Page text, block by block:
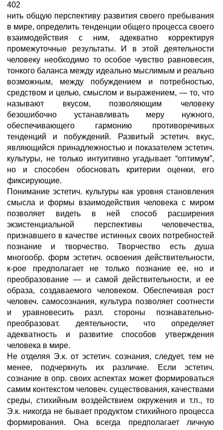
402
нить общую перспективу развития своего пребывания
в мире, определить тенденции общего процесса своего
взаимодействия с ним, адекватно корректируя
промежуточные результаты. И в этой деятельности
человеку необходимо то особое чувство равновесия,
тонкого баланса между идеально мыслимым и реально
возможным, между побуждением и потребностью,
средством и целью, смыслом и выражением, — то, что
называют вкусом, позволяющим человеку
безошибочно устанавливать меру нужного,
обеспечивающего гармонию противоречивых
тенденций и побуждений. Развитый эстетич. вкус,
являющийся принадлежностью и показателем эстетич.
культуры, не только интуитивно угадывает “оптимум”,
но и способен обосновать критерии оценки, его
фиксирующие.
Понимание эстетич. культуры как уровня становления
смысла и формы взаимодействия человека с миром
позволяет видеть в ней способ расширения
экзистенциальной перспективы человечества,
признавшего в качестве истинных своих потребностей
познание и творчество. Творчество есть душа
многообр. форм эстетич. освоения действительности,
к-рое предполагает не только познание ее, но и
преобразование — и самой действительности, и ее
образа, создаваемого человеком. Обеспечивая рост
человеч. самосознания, культура позволяет соотнести
и уравновесить разл. стороны познавательно-
преобразоват. деятельности, что определяет
адекватность и развитие способов утверждения
человека в мире.
Не отделяя Э.к. от эстетич. сознания, следует, тем не
менее, подчеркнуть их различие. Если эстетич.
сознание в опр. своих аспектах может формироваться
самим контекстом человеч. существования, качествами
среды, стихийным воздействием окружения и т.п., то
Э.к. никогда не бывает продуктом стихийного процесса
формирования. Она всегда предполагает личную